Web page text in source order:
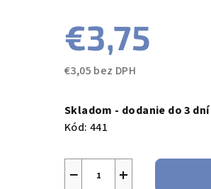
hviezdičiek.
€3,75
€3,05 bez DPH
cena:
Skladom - dodanie do 3 dní
Kód: 441
+
−